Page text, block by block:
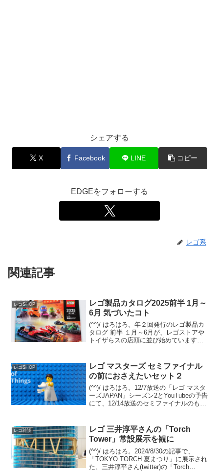
シェアする
X Facebook LINE コピー
EDGEをフォローする
レゴ系
関連記事
レゴSHOP
レゴ製品カタログ2025前半 1月～
6月 気づいたコト
(^^)/ はろはろ。年２回発行のレゴ製品カ
タログ 前半 １月～6月が、レゴストアや
トイザらスの店頭に並び始めています。
が、近日中にレゴショップの「レゴ製品
カタ...
レゴSHOP
レゴ マスターズ セミファイナル
の前におさえたいセット２
(^^)/ はろはろ。12/7放送の「レゴ マスタ
ーズJAPAN」シーズン2とYouTubeの予告
にて、12/14放送のセミファイナルのもう
ァイナルでは、既存セ...
レゴ雑談
レゴ 三井淳平さんの「Torch
Tower」常設展示を観に
(^^)/ はろはろ。2024/8/30の記事で、
「TOKYO TORCH 夏まつり」に展示され
た、三井淳平さん(twitter)の「Torch